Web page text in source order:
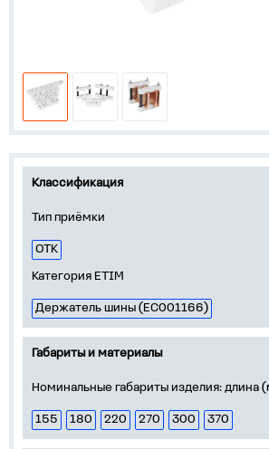
Классификация
Тип приёмки
ОТК
Категория ETIM
Держатель шины (EC001166)
Габариты и материалы
Номинальные габариты изделия: длина
155 180 220 270 300 370